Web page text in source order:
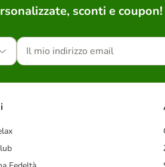
sconti e coupon!